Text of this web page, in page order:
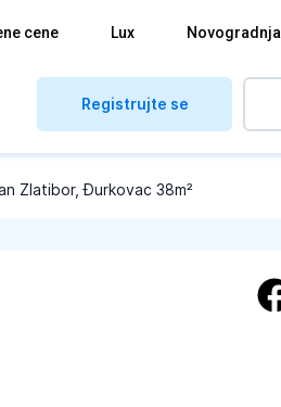
cene Lux Novogradnja
Registrujte se
Zlatibor, Đurkovac 38m²